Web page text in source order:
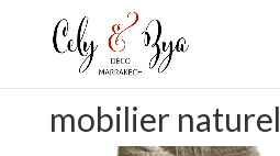
mobilier naturel